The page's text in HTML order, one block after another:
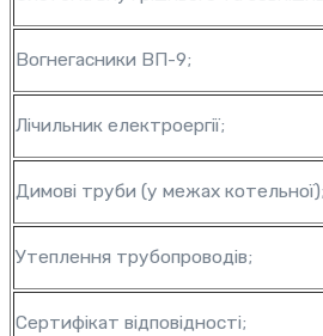
Вогнегасники ВП-9;
Лічильник електроергії;
Димові труби (у межах котельної);
Утеплення трубопроводів;
Сертифікат відповідності;